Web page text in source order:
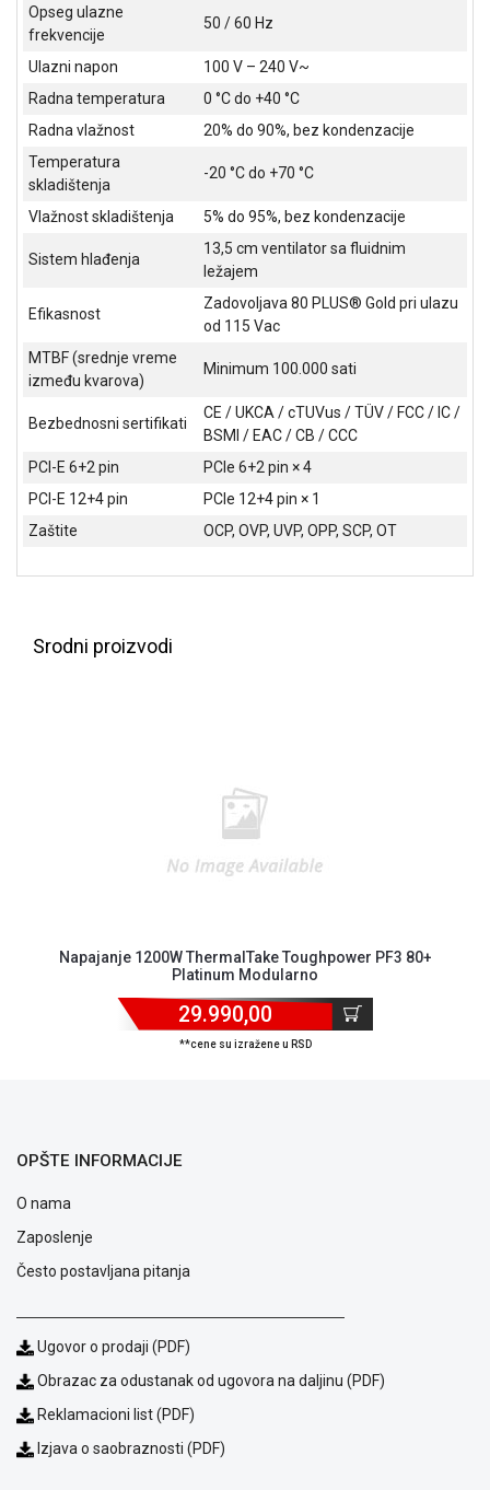
ALAT I
BAŠTA
KRIPTO
IGRAČKE
plaćanja
Podrška
Opšti
uslovi
poslovanja
reklamacije
Usluge
kvara
Politika
Opseg ulazne
frekvencije
50 / 60 Hz
Ulazni napon
100 V – 240 V~
Radna temperatura
0 °C do +40 °C
Radna vlažnost
20% do 90%, bez kondenzacije
Temperatura
skladištenja
-20 °C do +70 °C
Vlažnost skladištenja 5% do 95%, bez kondenzacije
Sistem hlađenja
13,5 cm ventilator sa fluidnim
ležajem
Efikasnost
Zadovoljava 80 PLUS® Gold pri ulazu
od 115 Vac
MTBF (srednje vreme
između kvarova)
Minimum 100.000 sati
Bezbednosni sertifikati
CE / UKCA / cTUVus / TÜV / FCC / IC /
BSMI / EAC / CB / CCC
PCI-E 6+2 pin
PCIe 6+2 pin × 4
PCI-E 12+4 pin
PCIe 12+4 pin × 1
Zaštite
OCP, OVP, UVP, OPP, SCP, OT
Srodni proizvodi
Napajanje 1200W ThermalTake Toughpower PF3 80+
Platinum Modularno
29.990,00
**cene su izražene u RSD
OPŠTE INFORMACIJE
O nama
Zaposlenje
Često postavljana pitanja
Ugovor o prodaji (PDF)
Obrazac za odustanak od ugovora na daljinu (PDF)
Reklamacioni list (PDF)
Izjava o saobraznosti (PDF)